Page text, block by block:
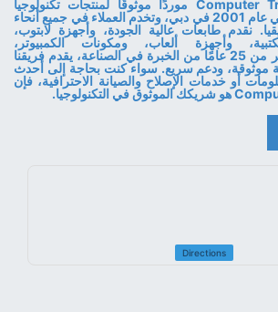
تُعَدّ 01 Computer Trading LLC موردًا موثوقًا لمنتجات تكنولوجيا
المعلومات، تأسست في عام 2001 في دبي، وتخدم العملاء في جميع أنحاء
نقدم طابعات عالية الجودة، وأجهزة لابتوب،
وأجهزة ألعاب، ومكونات الكمبيوتر،
والإكسسوارات. مع أكثر من 25 عامًا من الخبرة في الصناعة، يقدم فريقنا
موثوقة، ودعم سريع. سواء كنت بحاجة إلى أحدث
أو خدمات الإصلاح والصيانة الاحترافية، فإن
Directions